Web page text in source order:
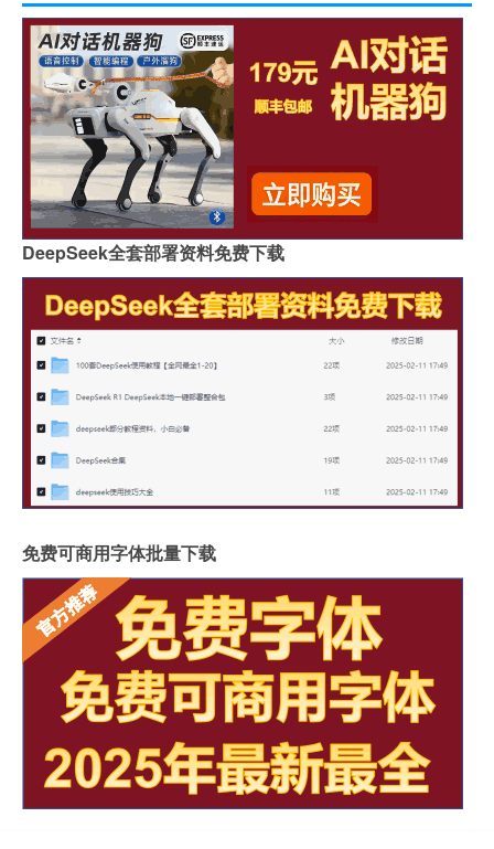
DeepSeek全套部署资料免费下载
免费可商用字体批量下载